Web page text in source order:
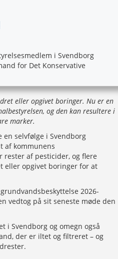
i Svendborg
for Det Konservative
eller opgivet boringer. Nu er en
og den kan resultere i
marker.
selvfølge i Svendborg
af kommunens
af pesticider, og flere
opgivet boringer for at
2026-
vedtog på sit seneste møde den
i Svendborg og omegn også
der er iltet og filtreret – og